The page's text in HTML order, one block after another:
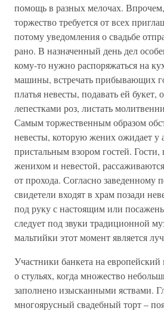
помощь в разных мелочах.
торжество требуется от всех
потому уведомления о свадьбе
рано. В назначенный день дел
кому-то нужно распоряжаться на
машины, встречать прибывающих
платья невесты, подавать ей
лепестками роз, листать
Самым торжественным образом
невесты, которую жених ожидает у
пристальным взором гостей.
женихом и невестой,
от прохода. Согласно заведенному
свидетели входят в храм позади
под руку с настоящим или
следует под звуки традиционной
мальтийки этот момент является
Участники банкета на
о стульях, когда множество
заполнено изысканными яствами.
многоярусный свадебный торт –